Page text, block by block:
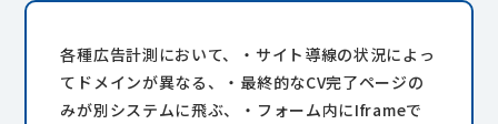
各種広告計測において、・サイト導線の状況によっ
てドメインが異なる、・最終的なCV完了ページの
みが別システムに飛ぶ、・フォーム内にIframeで